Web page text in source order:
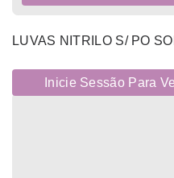
LUVAS NITRILO S/ PO
Inicie Sessão Para